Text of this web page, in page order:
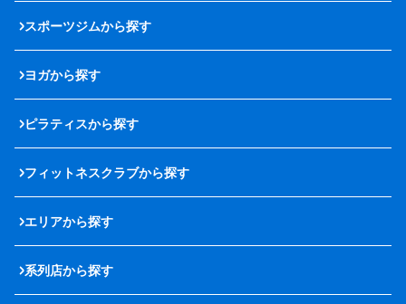
スポーツジムから探す
ヨガから探す
ピラティスから探す
フィットネスクラブから探す
エリアから探す
系列店から探す